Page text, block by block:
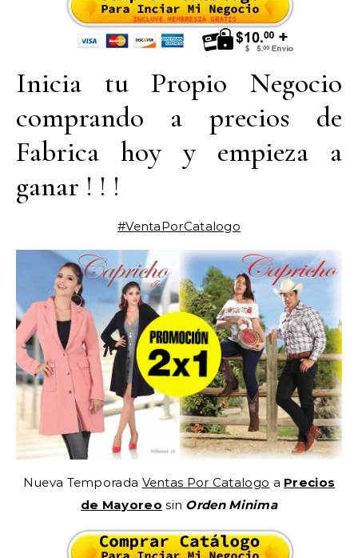
Inicia tu Propio Negocio
comprando a precios de
Fabrica hoy y empieza a
ganar ! ! !
#VentaPorCatalogo
Nueva Temporada Ventas Por Catalogo a Precios
de Mayoreo sin Orden Minima